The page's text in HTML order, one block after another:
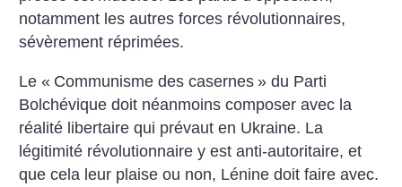
notamment les autres forces révolutionnaires,
sévèrement réprimées.
Le « Communisme des casernes » du Parti
Bolchévique doit néanmoins composer avec la
réalité libertaire qui prévaut en Ukraine. La
légitimité révolutionnaire y est anti-autoritaire, et
que cela leur plaise ou non, Lénine doit faire avec.